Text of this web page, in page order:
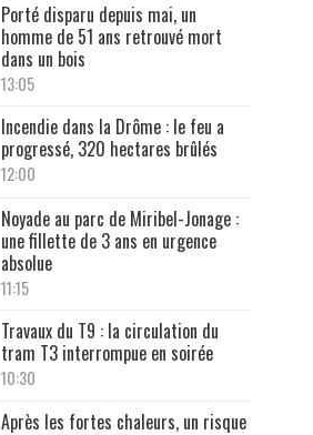
Porté disparu depuis mai, un
homme de 51 ans retrouvé mort
dans un bois
13:05
Incendie dans la Drôme : le feu a
progressé, 320 hectares brûlés
12:00
Noyade au parc de Miribel-Jonage :
une fillette de 3 ans en urgence
absolue
11:15
Travaux du T9 : la circulation du
tram T3 interrompue en soirée
10:30
Après les fortes chaleurs, un risque